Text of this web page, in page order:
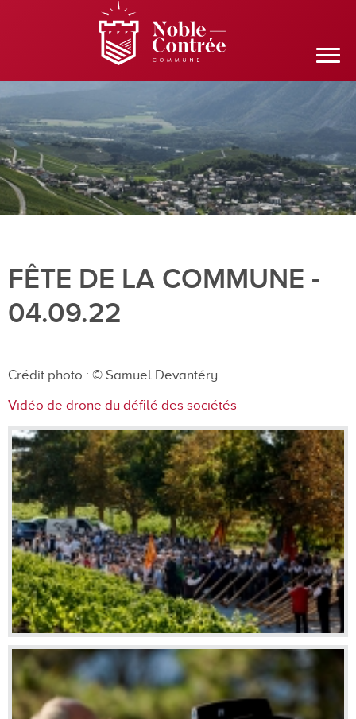
FÊTE DE LA COMMUNE -
04.09.22
Crédit photo : © Samuel Devantéry
Vidéo de drone du défilé des sociétés